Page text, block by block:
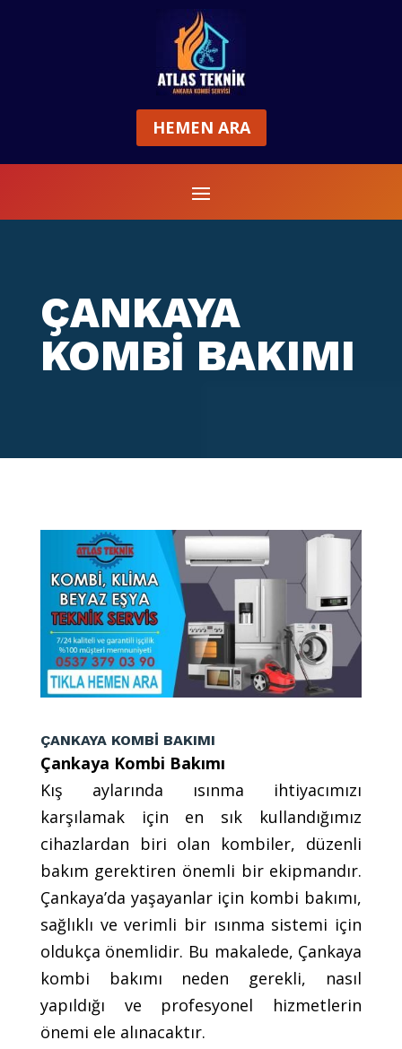
HEMEN ARA
ÇANKAYA
KOMBİ BAKIMI
ÇANKAYA KOMBİ BAKIMI
Çankaya Kombi Bakımı
Kış aylarında ısınma ihtiyacımızı
karşılamak için en sık kullandığımız
cihazlardan biri olan kombiler, düzenli
bakım gerektiren önemli bir ekipmandır.
Çankaya’da yaşayanlar için kombi bakımı,
sağlıklı ve verimli bir ısınma sistemi için
oldukça önemlidir. Bu makalede, Çankaya
kombi bakımı neden gerekli, nasıl
yapıldığı ve profesyonel hizmetlerin
önemi ele alınacaktır.